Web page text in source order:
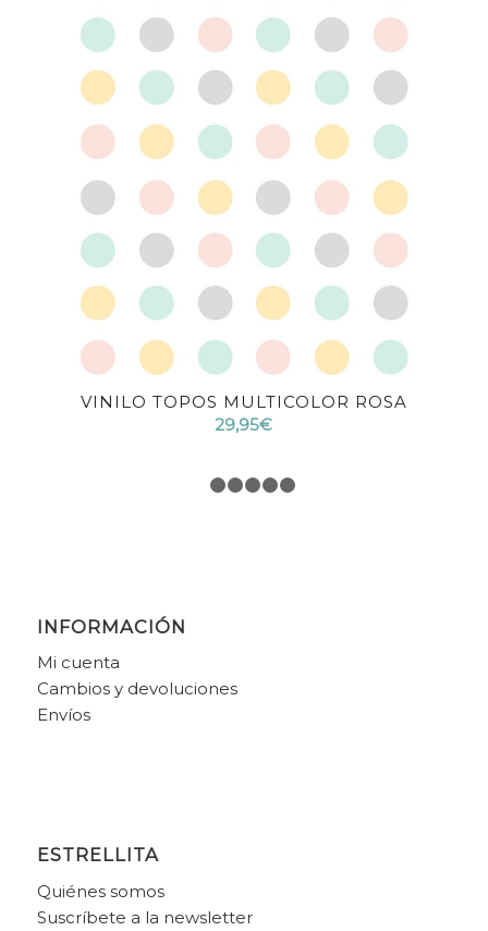
4.75
VINILO TOPOS MULTICOLOR ROSA
29,95€
INFORMACIÓN
Mi cuenta
Cambios y devoluciones
Envíos
ESTRELLITA
Quiénes somos
Suscríbete a la newsletter